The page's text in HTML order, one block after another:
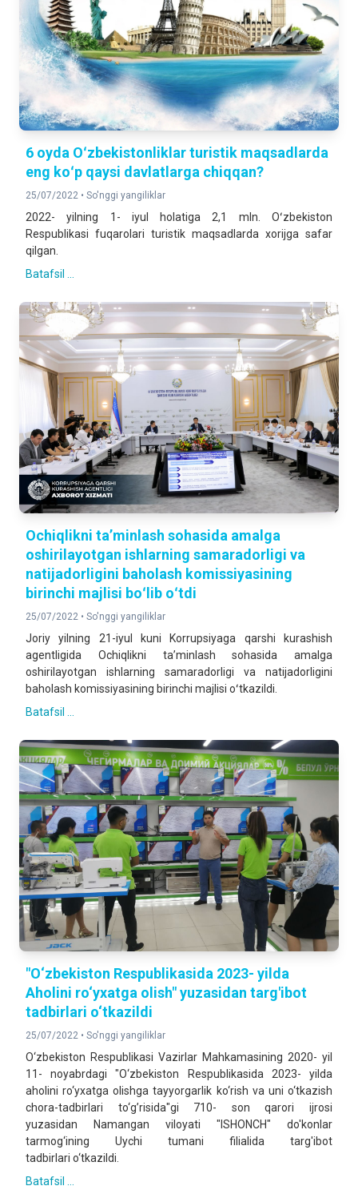
6 oyda Oʻzbekistonliklar turistik maqsadlarda
eng koʻp qaysi davlatlarga chiqqan?
25/07/2022 • So'nggi yangiliklar
2022- yilning 1- iyul holatiga 2,1 mln. Oʻzbekiston
Respublikasi fuqarolari turistik maqsadlarda xorijga safar
qilgan.
Batafsil ...
Ochiqlikni ta’minlash sohasida amalga
oshirilayotgan ishlarning samaradorligi va
natijadorligini baholash komissiyasining
birinchi majlisi boʻlib oʻtdi
25/07/2022 • So'nggi yangiliklar
Joriy yilning 21-iyul kuni Korrupsiyaga qarshi kurashish
agentligida Ochiqlikni ta’minlash sohasida amalga
oshirilayotgan ishlarning samaradorligi va natijadorligini
baholash komissiyasining birinchi majlisi oʻtkazildi.
Batafsil ...
"O‘zbekiston Respublikasida 2023- yilda
Aholini ro‘yxatga olish" yuzasidan targ'ibot
tadbirlari o‘tkazildi
25/07/2022 • So'nggi yangiliklar
O‘zbekiston Respublikasi Vazirlar Mahkamasining 2020- yil
11- noyabrdagi "O‘zbekiston Respublikasida 2023- yilda
aholini ro‘yxatga olishga tayyorgarlik ko‘rish va uni o‘tkazish
chora-tadbirlari to‘g’risida"gi 710- son qarori ijrosi
yuzasidan Namangan viloyati "ISHONCH" do'konlar
tarmog‘ining Uychi tumani filialida targ'ibot
tadbirlari o‘tkazildi.
Batafsil ...